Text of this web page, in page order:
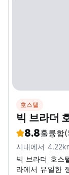
호스텔
빅 브라더
8.8훌륭함
시내에서
빅 브라더 호스
라에서 유일한